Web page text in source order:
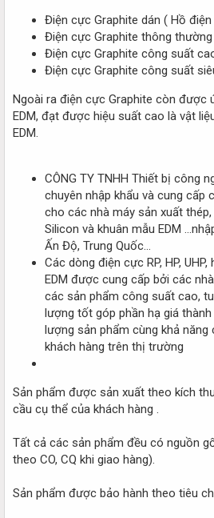
Điện cực Graphite dán ( Hồ điện
Điện cực Graphite thông thường
Điện cực Graphite công suất
Điện cực Graphite công suất
Ngoài ra điện cực Graphite còn được
EDM, đạt được hiệu suất cao là vật
EDM.
CÔNG TY TNHH Thiết bị công
chuyên nhập khẩu và cung cấp
cho các nhà máy sản xuất
Silicon và khuân mẫu EDM
Ấn Độ, Trung Quốc…
Các dòng điện cực RP, HP,
EDM được cung cấp bởi các
các sản phẩm công suất cao,
lượng tốt góp phần hạ giá
lượng sản phẩm cùng khả năng
khách hàng trên thị trường
Sản phẩm được sản xuất theo kích
cầu cụ thể của khách hàng .
Tất cả các sản phẩm đều có nguồn
theo CO, CQ khi giao hàng).
Sản phẩm được bảo hành theo tiêu